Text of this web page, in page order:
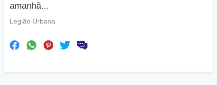
amanhã...
Legião Urbana